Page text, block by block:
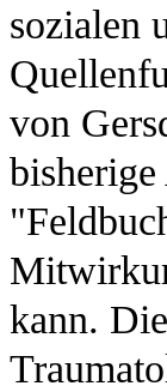
sozialen
von
kann.